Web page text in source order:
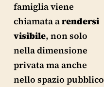
famiglia viene
chiamata arendersi
visibile, non solo
nella dimensione
privata ma anche
nello spazio pubblico